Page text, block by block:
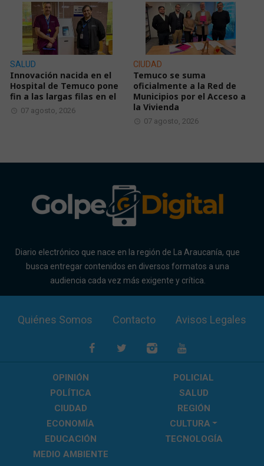
SALUD
Innovación nacida en el
Hospital de Temuco pone
fin a las largas filas en el
07 agosto, 2026
CIUDAD
Temuco se suma
oficialmente a la Red de
Municipios por el Acceso a
la Vivienda
07 agosto, 2026
Diario electrónico que nace en la región de La Araucanía, que
busca entregar contenidos en diversos formatos a una
audiencia cada vez más exigente y crítica.
Quiénes Somos Contacto Avisos Legales
OPINIÓN
POLICIAL
POLÍTICA
SALUD
CIUDAD
REGIÓN
ECONOMÍA
CULTURA
EDUCACIÓN
TECNOLOGÍA
MEDIO AMBIENTE